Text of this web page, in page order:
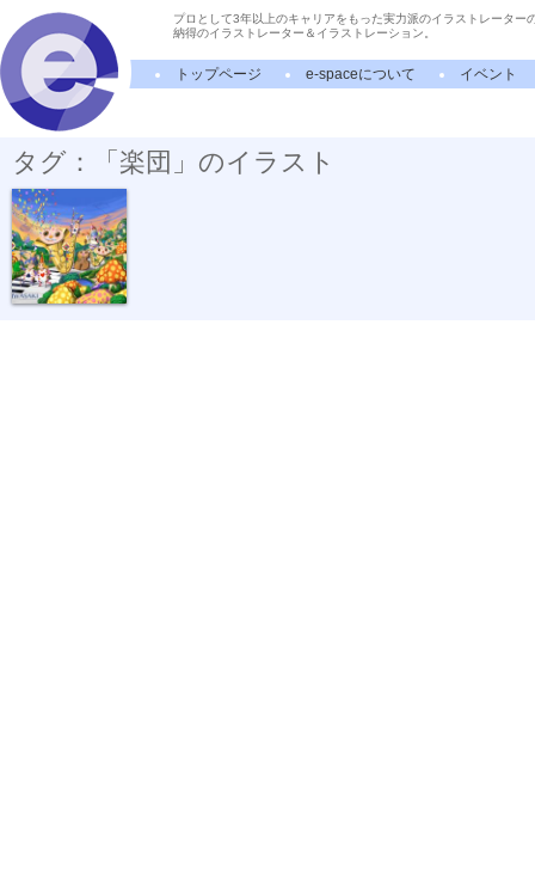
プロとして3年以上のキャリアをもった実力派のイラストレーター
納得のイラストレーター＆イラストレーション。
トップページ e-spaceについて イベント
タグ：「楽団」のイラスト
音楽会のパレ...